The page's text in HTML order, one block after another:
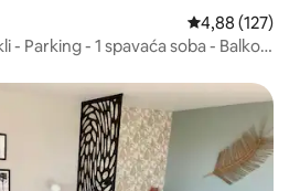
Prosječna
4,88 (127)
- Parking - 1 spavaća soba - Balkon
s oznakom „Odabrali gosti”